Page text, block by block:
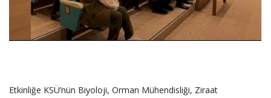
Etkinliğe KSÜ’nün Biyoloji, Orman Mühendisliği, Ziraat